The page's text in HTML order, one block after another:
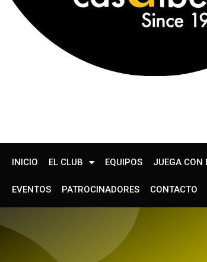
INICIO EL CLUB EQUIPOS JUEGA CON
EVENTOS PATROCINADORES CONTACTO